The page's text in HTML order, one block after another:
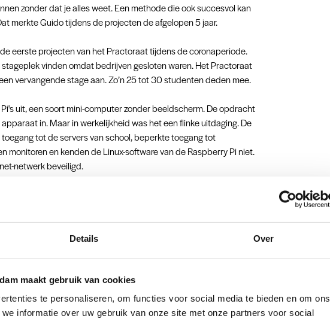
Details Over
maakt gebruik van cookies
te personaliseren, om functies voor social media te bieden en om ons
informatie over uw gebruik van onze site met onze partners voor social
zonder dat je alles weet. Een methode die ook succesvol kan
merkte Guido tijdens de projecten de afgelopen 5 jaar.
eerste projecten van het Practoraat tijdens de coronaperiode.
vinden omdat bedrijven gesloten waren. Het Practoraat
vervangende stage aan. Zo’n 25 tot 30 studenten deden mee.
uit, een soort mini-computer zonder beeldscherm. De opdracht
in. Maar in werkelijkheid was het een flinke uitdaging. De
tot de servers van school, beperkte toegang tot
monitoren en kenden de Linux-software van de Raspberry Pi niet.
netwerk beveiligd.
achterover. ‘We weten niet wat we moeten doen’, zeiden ze. In
klare oplossing te geven, motiveerden Guido en de docenten hen
“Door hen veel ruimte te geven, gingen ze tóch aan de slag en
eigen oplossingen. Hun mobieltjes werden ingezet als hotspot